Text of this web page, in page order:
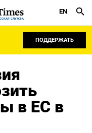
СЛУЖБА
EN
ПОДДЕРЖАТЬ
в ЕС в